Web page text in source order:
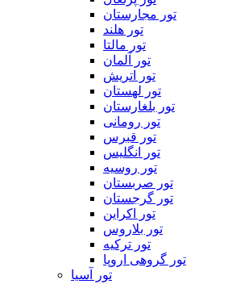
تور مجارستان
تور هلند
تور مالتا
تور آلمان
تور اتریش
تور لهستان
تور بلغارستان
تور رومانی
تور قبرس
تور انگلیس
تور روسیه
تور صربستان
تور گرجستان
تور اکراین
تور بلاروس
تور ترکیه
تور گروهی اروپا
تور آسیا